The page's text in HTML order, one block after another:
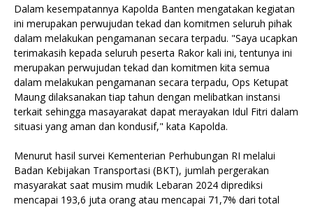
Dalam kesempatannya Kapolda Banten mengatakan kegiatan
ini merupakan perwujudan tekad dan komitmen seluruh pihak
dalam melakukan pengamanan secara terpadu. "Saya ucapkan
terimakasih kepada seluruh peserta Rakor kali ini, tentunya ini
merupakan perwujudan tekad dan komitmen kita semua
dalam melakukan pengamanan secara terpadu, Ops Ketupat
Maung dilaksanakan tiap tahun dengan melibatkan instansi
terkait sehingga masayarakat dapat merayakan Idul Fitri dalam
situasi yang aman dan kondusif," kata Kapolda.
Menurut hasil survei Kementerian Perhubungan RI melalui
Badan Kebijakan Transportasi (BKT), jumlah pergerakan
masyarakat saat musim mudik Lebaran 2024 diprediksi
mencapai 193,6 juta orang atau mencapai 71,7% dari total